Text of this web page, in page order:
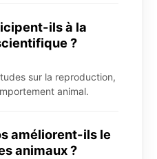
ils à la
?
sur la reproduction,
animal.
améliorent-ils le
animaux ?